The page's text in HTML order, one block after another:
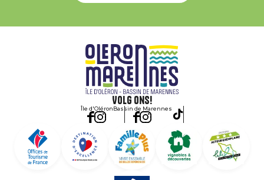
Volg ons!
Île d'OléronBassin de Marennes